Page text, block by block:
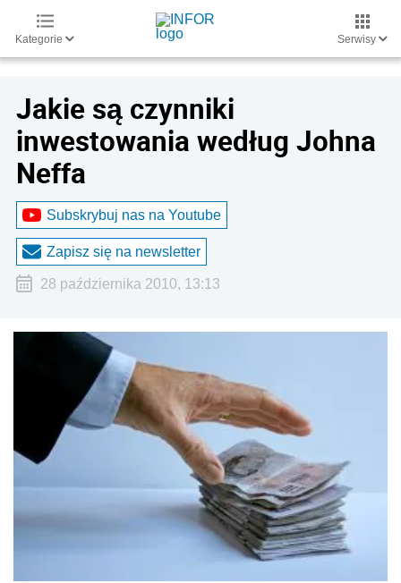
Kategorie Serwisy
Jakie są czynniki
inwestowania według Johna
Neffa
Subskrybuj nas na Youtube
Zapisz się na newsletter
28 października 2010, 13:13